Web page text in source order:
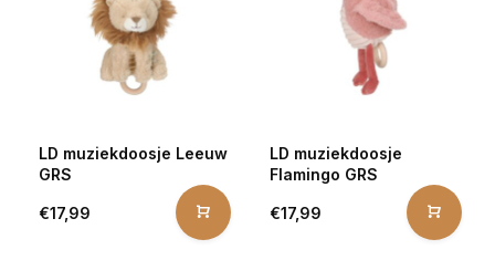
LD muziekdoosje Leeuw
GRS
€17,99
LD muziekdoosje
Flamingo GRS
€17,99